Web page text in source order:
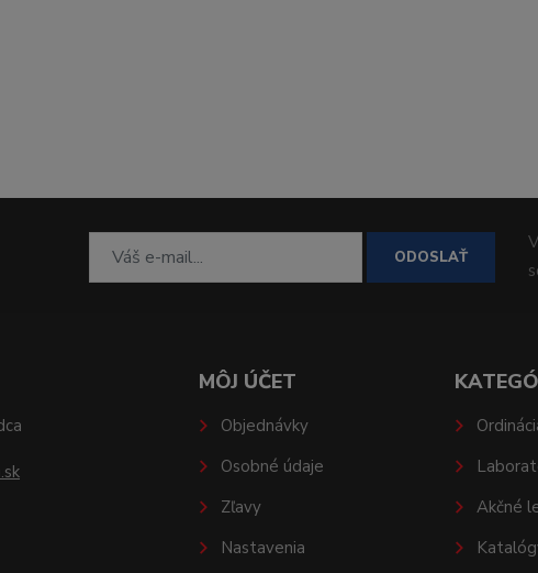
ODOSLAŤ
MÔJ ÚČET
Objednávky
Osobné údaje
Zľavy
Nastavenia
Akčné